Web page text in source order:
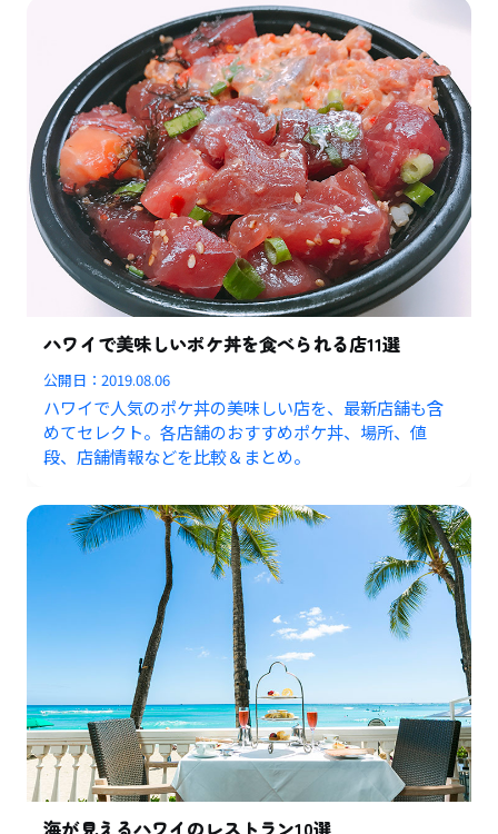
ハワイで美味しいポケ丼を食べられる店11選
公開日：2019.08.06
ハワイで人気のポケ丼の美味しい店を、最新店舗も含
めてセレクト。各店舗のおすすめポケ丼、場所、値
段、店舗情報などを比較＆まとめ。